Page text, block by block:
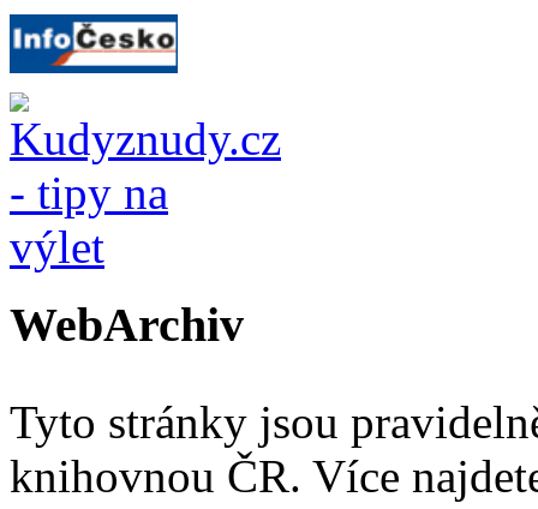
WebArchiv
Tyto stránky jsou
knihovnou ČR. Více